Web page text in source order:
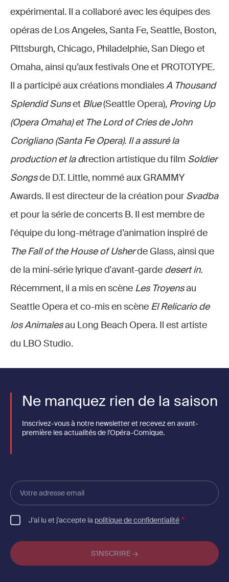
expérimental. Il a collaboré avec les équipes des
opéras de Los Angeles, Santa Fe, Seattle, Boston,
Pittsburgh, Chicago, Philadelphie, San Diego et
Omaha, ainsi qu’aux festivals One et PROTOTYPE.
Il a participé aux créations mondialesA Thousand
Splendid Sunset Blue(Seattle Opera), Proving Up
(Opera Omaha) et The Lord of Cries de John
Corigliano (Santa Fe Opera). Il a assuré la
production et la direction artistique du film Soldier
Songsde D.T. Little, nommé aux GRAMMY
Awards. Il est directeur de la création pourSvadba
et pour la série de concerts B. Il est membre de
l'équipe du long-métrage d’animation inspiré de
The Fall of the House of Usherde Glass, ainsi que
de la mini-série lyrique d'avant-garde desert in.
Récemment, il a mis en scène Les Troyensau
Seattle Opera et co-mis en scène El Relicario de
los Animalesau Long Beach Opera. Il est artiste
du LBO Studio.
Ne manquez rien de la saison
Inscrivez-vous à notre newsletter et recevez en avant-
première les actualités de l'Opéra-Comique.
Votre
adresse
email
J'ai lu et j'accepte la politique de confidentialité